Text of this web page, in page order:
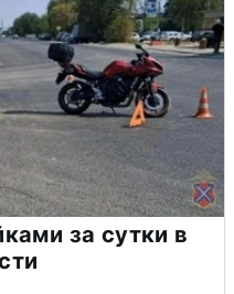
за сутки в